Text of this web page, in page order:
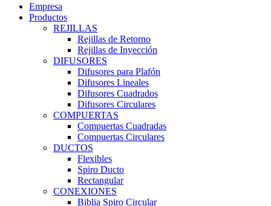
Empresa
Productos
REJILLAS
Rejillas de Retorno
Rejillas de Inyección
DIFUSORES
Difusores para Plafón
Difusores Lineales
Difusores Cuadrados
Difusores Circulares
COMPUERTAS
Compuertas Cuadradas
Compuertas Circulares
DUCTOS
Flexibles
Spiro Ducto
Rectangular
CONEXIONES
Biblia Spiro Circular